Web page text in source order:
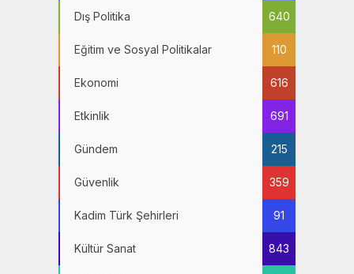
Dış Politika 640
Eğitim ve Sosyal Politikalar 110
Ekonomi 616
Etkinlik 691
Gündem 215
Güvenlik 359
Kadim Türk Şehirleri 91
Kültür Sanat 843